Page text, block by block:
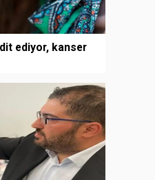
ediyor, kanser